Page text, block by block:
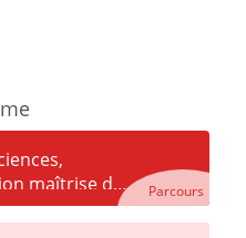
maîtrise de
Parcours